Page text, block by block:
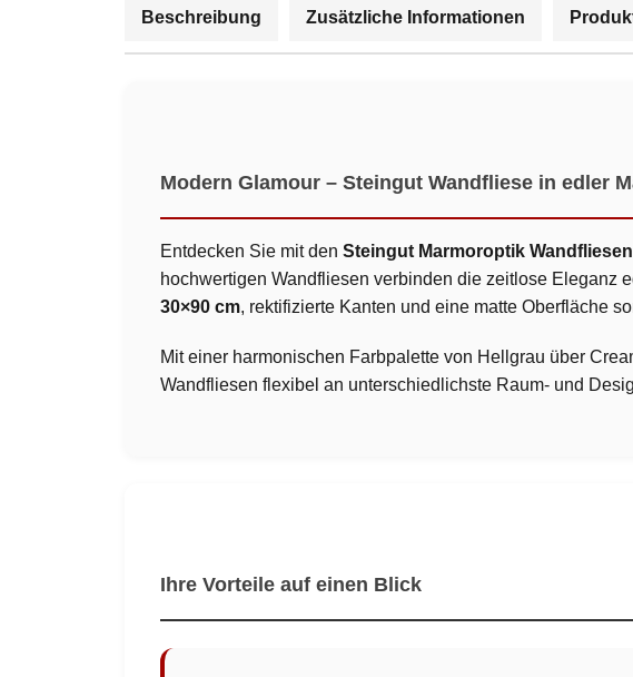
Beschreibung Zusätzliche Informationen
Modern Glamour – Steingut Wandfliese in edler
Entdecken Sie mit den Steingut Marmoroptik
hochwertigen Wandfliesen verbinden die zeitlose Eleganz
30×90 cm, rektifizierte Kanten und eine matte Oberfläche
Mit einer harmonischen Farbpalette von Hellgrau über
Wandfliesen flexibel an unterschiedlichste Raum- und
Ihre Vorteile auf einen Blick